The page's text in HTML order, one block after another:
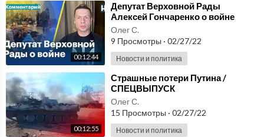
00:12:44
⁣Депутат Верховной Рады
Алексей Гончаренко о войне
Путина против Украины
Олег С.
9 Просмотры · 02/27/22
Новости и политика
00:12:55
⁣Страшные потери Путина /
СПЕЦВЫПУСК
Олег С.
15 Просмотры · 02/27/22
Новости и политика